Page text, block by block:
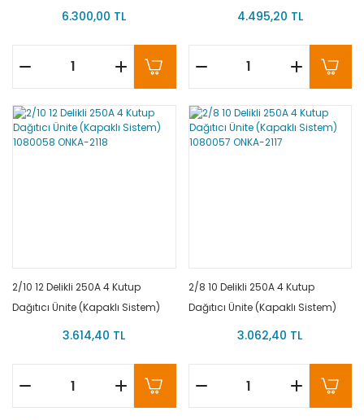
1080060 ONKA-2120
6.300,00 TL
1080059 ONKA-2119
4.495,20 TL
2/10 12 Delikli 250A 4 Kutup
Dağıtıcı Ünite (Kapaklı Sistem)
1080058 ONKA-2118
3.614,40 TL
2/8 10 Delikli 250A 4 Kutup
Dağıtıcı Ünite (Kapaklı Sistem)
1080057 ONKA-2117
3.062,40 TL